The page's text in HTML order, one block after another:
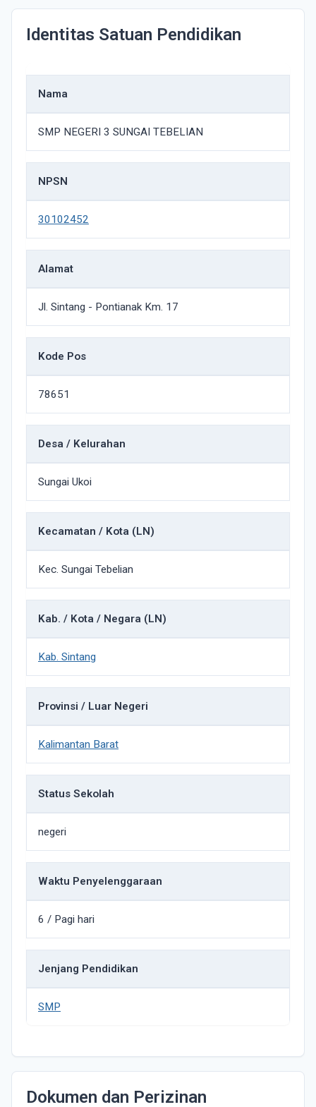
Identitas Satuan Pendidikan
Nama
SMP NEGERI 3 SUNGAI TEBELIAN
NPSN
30102452
Alamat
Jl. Sintang - Pontianak Km. 17
Kode Pos
78651
Desa / Kelurahan
Sungai Ukoi
Kecamatan / Kota (LN)
Kec. Sungai Tebelian
Kab. / Kota / Negara (LN)
Kab. Sintang
Provinsi / Luar Negeri
Kalimantan Barat
Status Sekolah
negeri
Waktu Penyelenggaraan
6 / Pagi hari
Jenjang Pendidikan
SMP
Dokumen dan Perizinan